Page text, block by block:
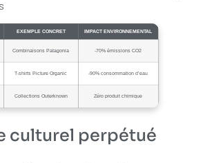
EXEMPLE CONCRET IMPACT ENVIRONNEMENTAL
Combinaisons Patagonia -70% émissions CO2
T-shirts Picture Organic -90% consommation d’eau
Collections Outerknown Zéro produit chimique
culturel perpétué